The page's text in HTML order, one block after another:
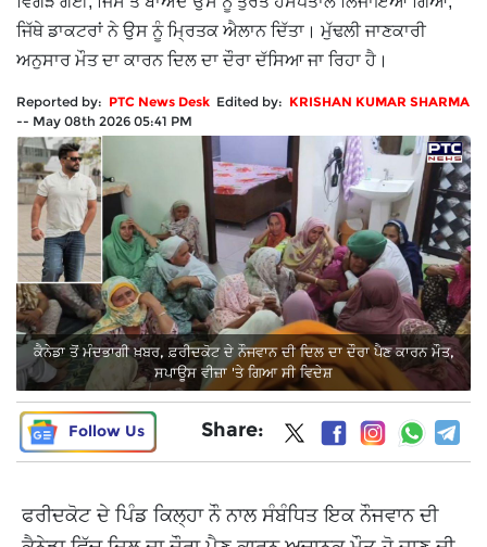
ਜਿੱਥੇ ਡਾਕਟਰਾਂ ਨੇ ਉਸ ਨੂੰ ਮ੍ਰਿਤਕ ਐਲਾਨ ਦਿੱਤਾ। ਮੁੱਢਲੀ ਜਾਣਕਾਰੀ
ਅਨੁਸਾਰ ਮੌਤ ਦਾ ਕਾਰਨ ਦਿਲ ਦਾ ਦੌਰਾ ਦੱਸਿਆ ਜਾ ਰਿਹਾ ਹੈ।
Reported by: PTC News Desk Edited by: KRISHAN KUMAR SHARMA
-- May 08th 2026 05:41 PM
ਕੈਨੇਡਾ ਤੋਂ ਮੰਦਭਾਗੀ ਖ਼ਬਰ, ਫ਼ਰੀਦਕੋਟ ਦੇ ਨੌਜਵਾਨ ਦੀ ਦਿਲ ਦਾ ਦੌਰਾ ਪੈਣ ਕਾਰਨ ਮੌਤ,
ਸਪਾਊਸ ਵੀਜ਼ਾ 'ਤੇ ਗਿਆ ਸੀ ਵਿਦੇਸ਼
Follow Us Share:
ਫਰੀਦਕੋਟ ਦੇ ਪਿੰਡ ਕਿਲ੍ਹਾ ਨੌ ਨਾਲ ਸੰਬੰਧਿਤ ਇਕ ਨੌਜਵਾਨ ਦੀ